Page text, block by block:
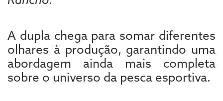
A dupla chega para somar diferentes
olhares à produção, garantindo uma
abordagem ainda mais completa
sobre o universo da pesca esportiva.